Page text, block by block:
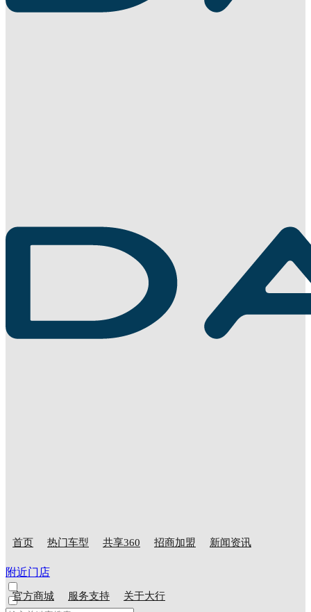
首页 热门车型 共享360 招商加盟 新闻资讯
官方商城 服务支持 关于大行
附近门店